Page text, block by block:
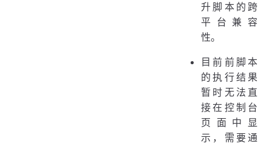
升脚本的跨
平台兼容
性。
目前前脚本
的执行结果
暂时无法直
接在控制台
页面中显
示，需要通